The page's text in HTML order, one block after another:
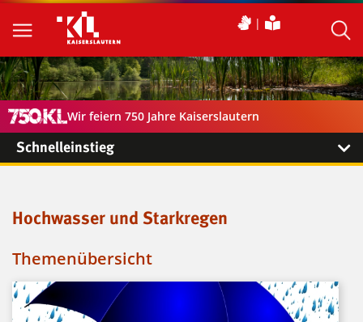
Wir feiern 750 Jahre Kaiserslautern
Schnelleinstieg
Hochwasser und Starkregen
Themenübersicht